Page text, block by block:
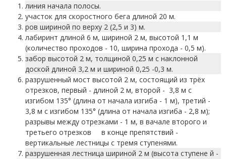
линия начала полосы.
участок для скоростного бега длиной 20 м.
ров шириной по верху 2 (2,5 и 3) м.
лабиринт длиной 6 м, шириной 2 м, высотой 1,1 м
(количество проходов - 10, ширина прохода - 0,5 м).
забор высотой 2 м, толщиной 0,25 м с наклонной
доской длиной 3,2 м и шириной 0,25 -0,3 м.
разрушенный мост высотой 2 м, состоящий из трёх
отрезков, первый - длиной 2 м, второй - 3,8 м с
изгибом 135° (длина от начала изгиба - 1 м), третий -
3,8 м с изгибом 135° (длина от начала изгиба - 2,8 м);
разрывы между отрезками - 1 м, в вачале второго и
третьего отрезков в конце препятствий -
вертикальные лестницы с тремя ступенями.
разрушенная лестница шириной 2 м (высота ступене й -